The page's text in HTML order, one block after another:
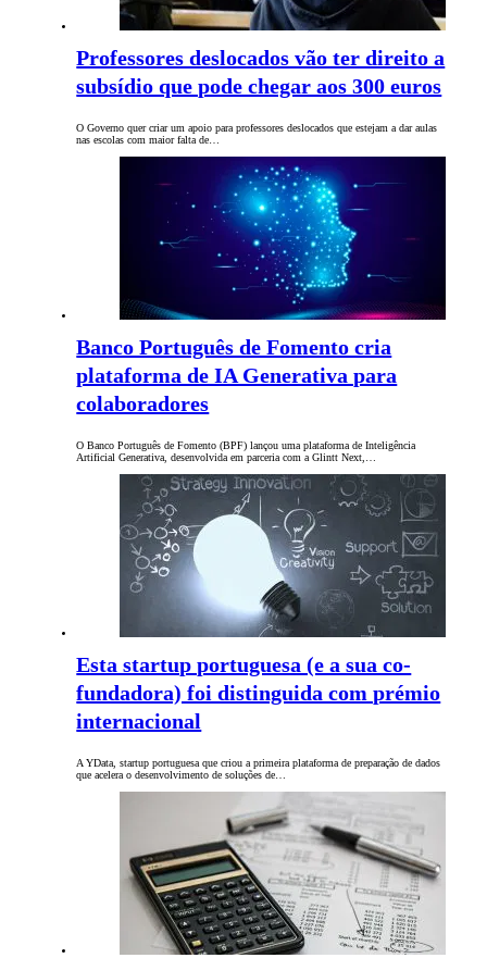
Professores deslocados vão ter direito a
subsídio que pode chegar aos 300 euros
O Governo quer criar um apoio para professores deslocados que estejam a dar aulas
nas escolas com maior falta de…
Banco Português de Fomento cria
plataforma de IA Generativa para
colaboradores
O Banco Português de Fomento (BPF) lançou uma plataforma de Inteligência
Artificial Generativa, desenvolvida em parceria com a Glintt Next,…
Esta startup portuguesa (e a sua co-
fundadora) foi distinguida com prémio
internacional
A YData, startup portuguesa que criou a primeira plataforma de preparação de dados
que acelera o desenvolvimento de soluções de…